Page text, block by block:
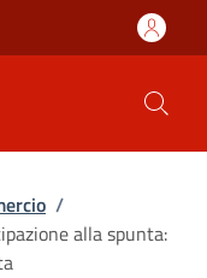
/
alla spunta: